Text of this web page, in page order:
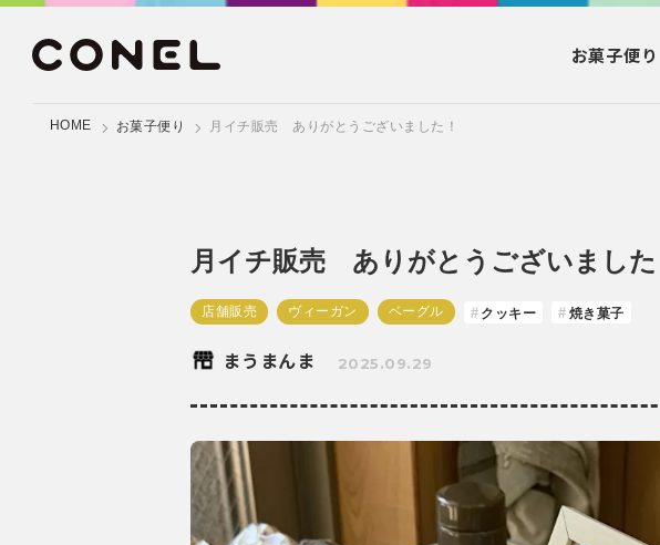
お菓子便り
HOME お菓子便り 月イチ販売 ありがとうございました！
月イチ販売 ありがとうございました
店舗販売 ヴィーガン ベーグル クッキー 焼き菓子
まうまんま 2025.09.29